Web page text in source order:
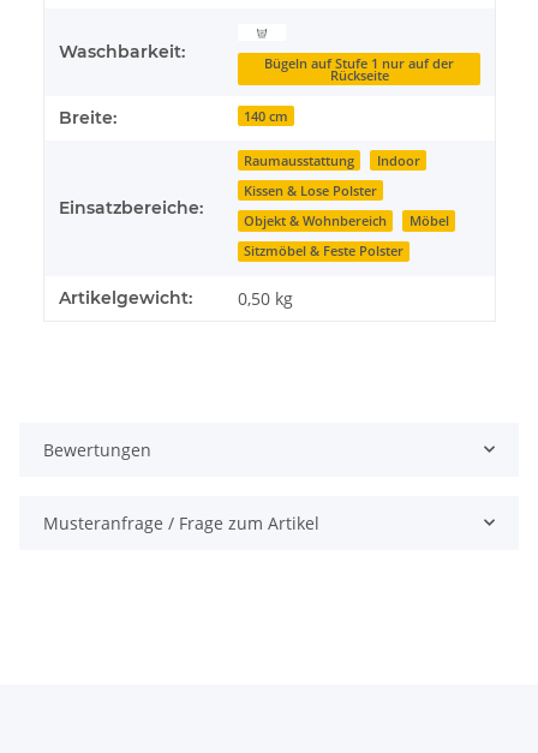
Waschbarkeit:
Bügeln auf Stufe 1 nur auf der
Rückseite
Breite: 140 cm
Einsatzbereiche:
Raumausstattung
Indoor
Kissen & Lose Polster
Objekt & Wohnbereich
Möbel
Sitzmöbel & Feste Polster
Artikelgewicht: 0,50 kg
Bewertungen
Musteranfrage / Frage zum Artikel